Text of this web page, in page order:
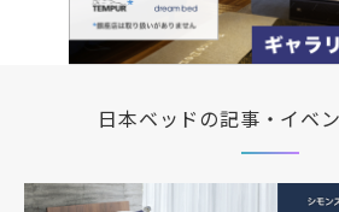
生産国/製造国
日本
保証期間
2年
日本ベッドの記事・イベ